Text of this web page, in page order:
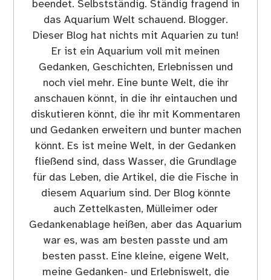
beendet. Selbstständig. Ständig fragend in
das Aquarium Welt schauend. Blogger.
Dieser Blog hat nichts mit Aquarien zu tun!
Er ist ein Aquarium voll mit meinen
Gedanken, Geschichten, Erlebnissen und
noch viel mehr. Eine bunte Welt, die ihr
anschauen könnt, in die ihr eintauchen und
diskutieren könnt, die ihr mit Kommentaren
und Gedanken erweitern und bunter machen
könnt. Es ist meine Welt, in der Gedanken
fließend sind, dass Wasser, die Grundlage
für das Leben, die Artikel, die die Fische in
diesem Aquarium sind. Der Blog könnte
auch Zettelkasten, Mülleimer oder
Gedankenablage heißen, aber das Aquarium
war es, was am besten passte und am
besten passt. Eine kleine, eigene Welt,
meine Gedanken- und Erlebniswelt, die